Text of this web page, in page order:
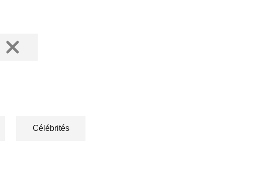
Célébrités